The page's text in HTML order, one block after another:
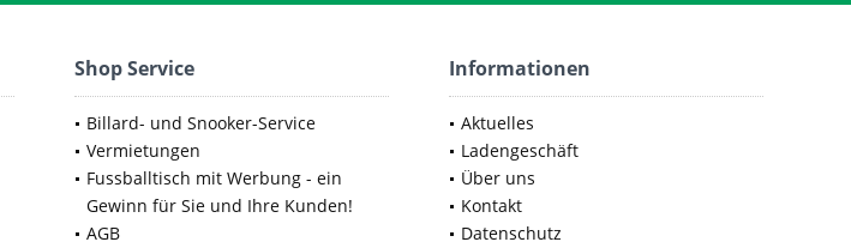
Shop Service
Billard- und Snooker-Service
Vermietungen
Fussballtisch mit Werbung - ein
Gewinn für Sie und Ihre Kunden!
AGB
Informationen
Aktuelles
Ladengeschäft
Über uns
Kontakt
Datenschutz